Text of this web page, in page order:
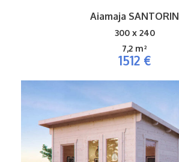
Aiamaja SANTORIN
300 x 240
7,2 m²
1512 €